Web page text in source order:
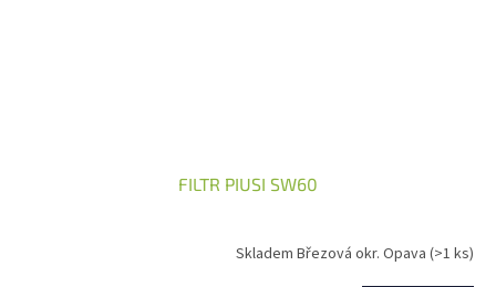
FILTR PIUSI SW60
Skladem Březová okr. Opava (>1 ks)